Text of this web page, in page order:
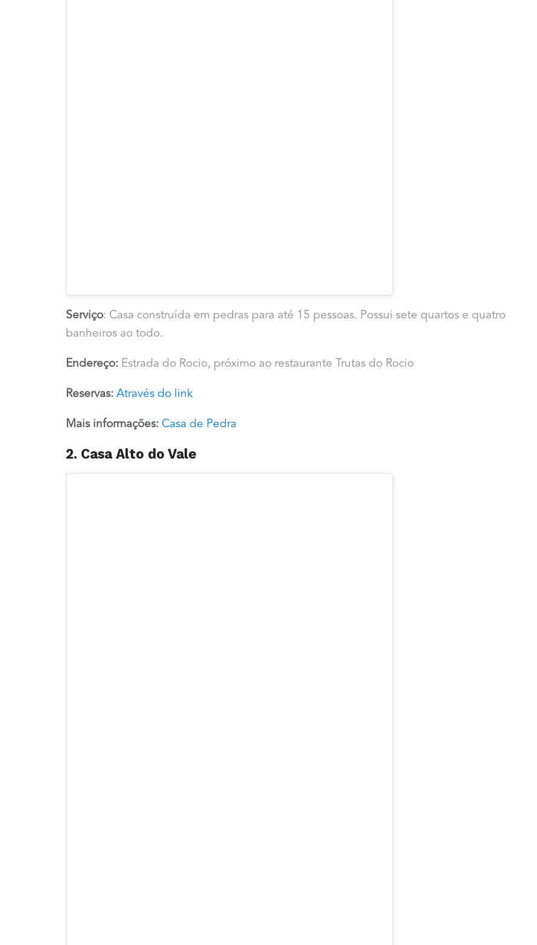
Serviço: Casa construída em pedras para até 15 pessoas. Possui sete quartos e quatro
banheiros ao todo.
Endereço: Estrada do Rocio, próximo ao restaurante Trutas do Rocio
Reservas: Através do link
Mais informações: Casa de Pedra
2. Casa Alto do Vale